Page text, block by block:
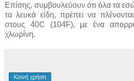
Επίσης, συμβουλεύουν ότι όλα τα
τα λευκά είδη, πρέπει να
στους 40C (104F), με ένα
χλωρίνη.
Κοινή χρήση